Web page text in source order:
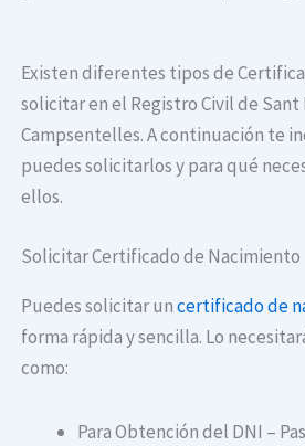
Existen diferentes tipos de
solicitar en el Registro Civil de Sant
Campsentelles. A continuación te
puedes solicitarlos y para qué
ellos.
Solicitar Certificado de Nacimiento
Puedes solicitar uncertificado de
forma rápida y sencilla. Lo
como:
Para Obtención del DNI –